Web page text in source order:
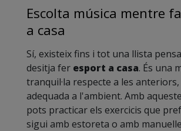
Escolta música mentre
a casa
Sí, existeix fins i tot una llista
desitja fer esport a casa. És una
tranquil·la respecte a les
adequada a l'ambient. Amb
pots practicar els exercicis que
sigui amb estoreta o amb